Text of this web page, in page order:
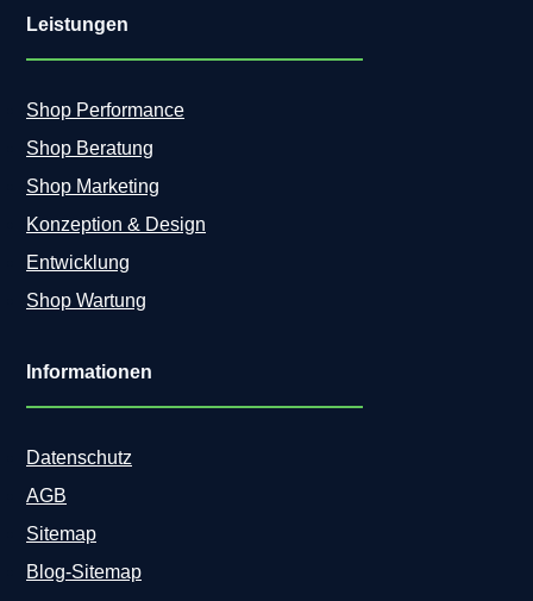
Leistungen
Shop Performance
Shop Beratung
Shop Marketing
Konzeption & Design
Entwicklung
Shop Wartung
Informationen
Datenschutz
AGB
Sitemap
Blog-Sitemap